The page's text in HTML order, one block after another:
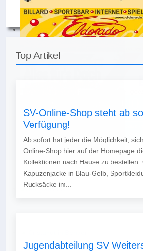
Top Artikel
SV-Online-Shop steht ab
Verfügung!
Ab sofort hat jeder die Möglichkeit,
Online-Shop hier auf der Homepage
Kollektionen nach Hause zu bestellen.
Kapuzenjacke in Blau-Gelb,
Rucksäcke im...
Jugendabteilung SV